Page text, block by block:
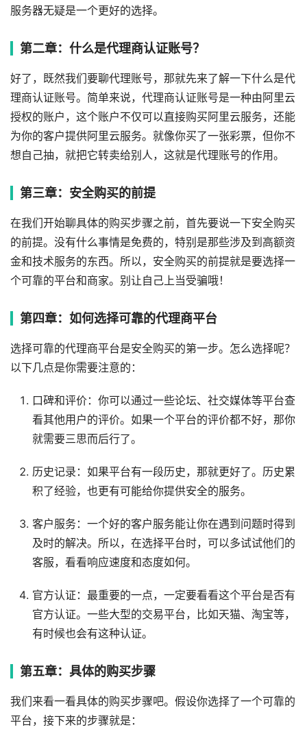
服务器无疑是一个更好的选择。
第二章：什么是代理商认证账号？
好了，既然我们要聊代理账号，那就先来了解一下什么是代
理商认证账号。简单来说，代理商认证账号是一种由阿里云
授权的账户，这个账户不仅可以直接购买阿里云服务，还能
为你的客户提供阿里云服务。就像你买了一张彩票，但你不
想自己抽，就把它转卖给别人，这就是代理账号的作用。
第三章：安全购买的前提
在我们开始聊具体的购买步骤之前，首先要说一下安全购买
的前提。没有什么事情是免费的，特别是那些涉及到高额资
金和技术服务的东西。所以，安全购买的前提就是要选择一
个可靠的平台和商家。别让自己上当受骗哦！
第四章：如何选择可靠的代理商平台
选择可靠的代理商平台是安全购买的第一步。怎么选择呢？
以下几点是你需要注意的：
口碑和评价：你可以通过一些论坛、社交媒体等平台查
看其他用户的评价。如果一个平台的评价都不好，那你
就需要三思而后行了。
历史记录：如果平台有一段历史，那就更好了。历史累
积了经验，也更有可能给你提供安全的服务。
客户服务：一个好的客户服务能让你在遇到问题时得到
及时的解决。所以，在选择平台时，可以多试试他们的
客服，看看响应速度和态度如何。
官方认证：最重要的一点，一定要看看这个平台是否有
官方认证。一些大型的交易平台，比如天猫、淘宝等，
有时候也会有这种认证。
第五章：具体的购买步骤
我们来看一看具体的购买步骤吧。假设你选择了一个可靠的
平台，接下来的步骤就是：